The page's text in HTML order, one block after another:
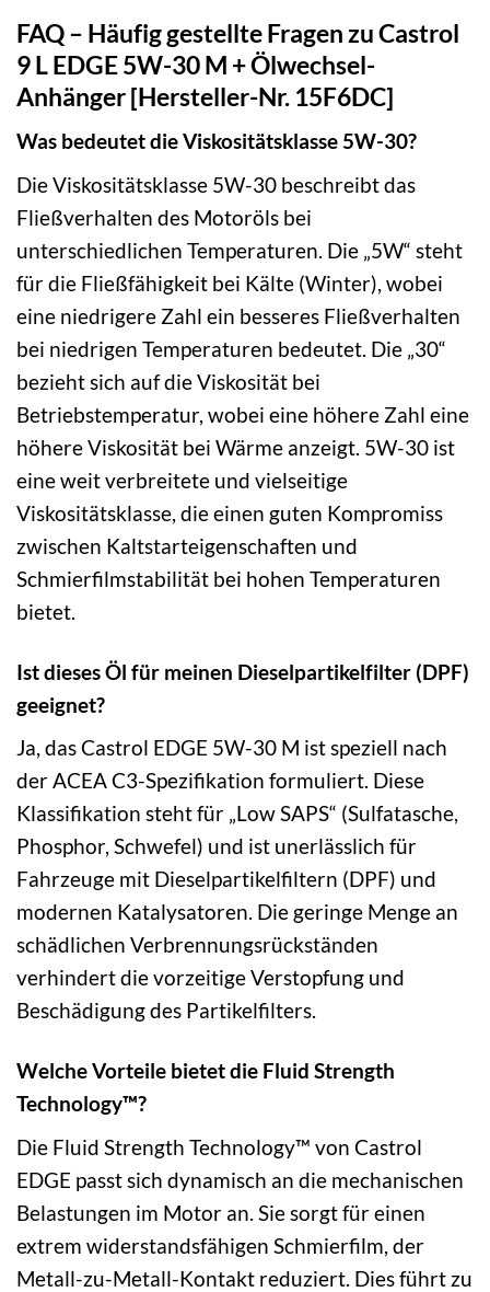
FAQ – Häufig gestellte Fragen zu Castrol
9 L EDGE 5W-30 M + Ölwechsel-
Anhänger [Hersteller-Nr. 15F6DC]
Was bedeutet die Viskositätsklasse 5W-30?
Die Viskositätsklasse 5W-30 beschreibt das
Fließverhalten des Motoröls bei
unterschiedlichen Temperaturen. Die „5W“ steht
für die Fließfähigkeit bei Kälte (Winter), wobei
eine niedrigere Zahl ein besseres Fließverhalten
bei niedrigen Temperaturen bedeutet. Die „30“
bezieht sich auf die Viskosität bei
Betriebstemperatur, wobei eine höhere Zahl eine
höhere Viskosität bei Wärme anzeigt. 5W-30 ist
eine weit verbreitete und vielseitige
Viskositätsklasse, die einen guten Kompromiss
zwischen Kaltstarteigenschaften und
Schmierfilmstabilität bei hohen Temperaturen
bietet.
Ist dieses Öl für meinen Dieselpartikelfilter (DPF)
geeignet?
Ja, das Castrol EDGE 5W-30 M ist speziell nach
der ACEA C3-Spezifikation formuliert. Diese
Klassifikation steht für „Low SAPS“ (Sulfatasche,
Phosphor, Schwefel) und ist unerlässlich für
Fahrzeuge mit Dieselpartikelfiltern (DPF) und
modernen Katalysatoren. Die geringe Menge an
schädlichen Verbrennungsrückständen
verhindert die vorzeitige Verstopfung und
Beschädigung des Partikelfilters.
Welche Vorteile bietet die Fluid Strength
Technology™?
Die Fluid Strength Technology™ von Castrol
EDGE passt sich dynamisch an die mechanischen
Belastungen im Motor an. Sie sorgt für einen
extrem widerstandsfähigen Schmierfilm, der
Metall-zu-Metall-Kontakt reduziert. Dies führt zu